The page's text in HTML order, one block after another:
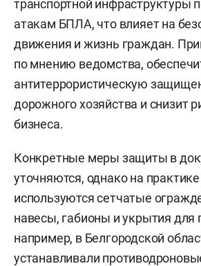
транспортной инфраструктуры
атакам БПЛА, что влияет на
движения и жизнь граждан.
по мнению ведомства,
антитеррористическую
дорожного хозяйства и снизит
бизнеса.
Конкретные меры защиты в
уточняются, однако на
используются сетчатые
навесы, габионы и укрытия для
например, в Белгородской
устанавливали